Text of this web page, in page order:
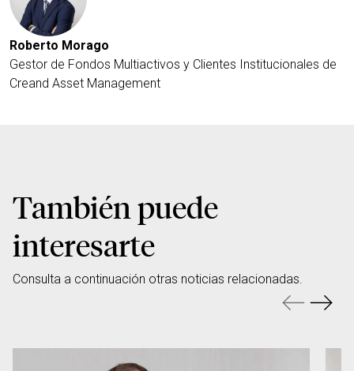
Roberto Morago
Gestor de Fondos Multiactivos y Clientes Institucionales de
Creand Asset Management
También puede
interesarte
Consulta a continuación otras noticias relacionadas.